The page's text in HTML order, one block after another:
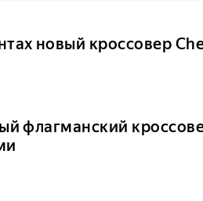
новый кроссовер
флагманский